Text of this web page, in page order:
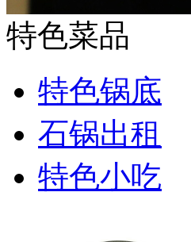
特色菜品
特色锅底
石锅出租
特色小吃